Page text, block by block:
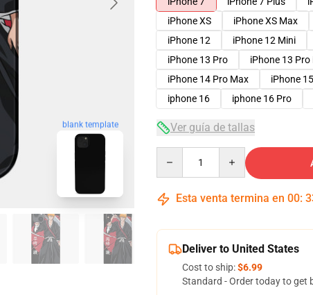
blank template
iPhone XS
iPhone XS Max
iPhone 12
iPhone 12 Mini
iPhone 13 Pro
iPhone 13 Pro
iPhone 14 Pro Max
iPhone 15
iphone 16
iphone 16 Pro
Ver guía de tallas
Esta venta termina en 00:
Deliver to United States
Cost to ship:$6.99
Standard - Order today to get